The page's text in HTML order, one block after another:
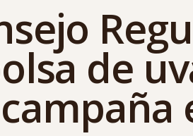
de
campaña